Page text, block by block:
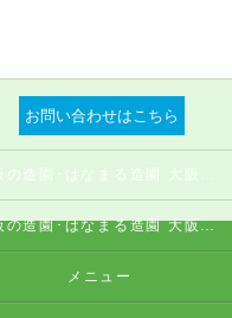
お問い合わせはこちら
大阪の造園･はなまる造園 大阪店のお客様の声
メニュー